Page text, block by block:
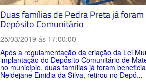
Duas famílias de Pedra Preta já
Depósito Comunitário
25/03/2019 ás 17:00:00
Após a regulamentação da criação da Lei
implantação do Depósito Comunitário de
no município, duas famílias já foram
Neidejane Emidia da Silva, retirou no Depó...